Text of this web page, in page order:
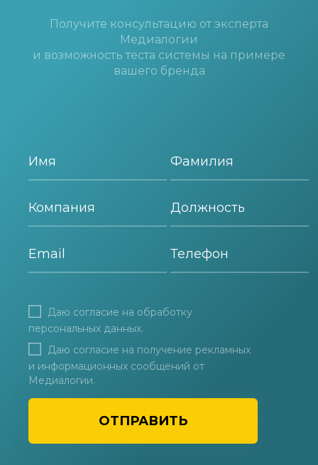
Получите консультацию от эксперта
Медиалогии
и возможность теста системы на примере
вашего бренда
ОТПРАВИТЬ
Даю согласие на обработку
персональных данных.
Даю согласие на получение рекламных
и информационных сообщений от
Медиалогии.